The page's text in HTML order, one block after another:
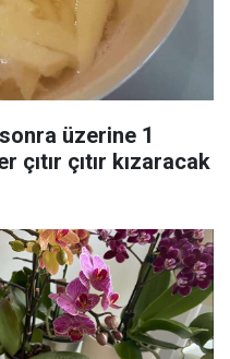
üzerine 1
çıtır kızaracak